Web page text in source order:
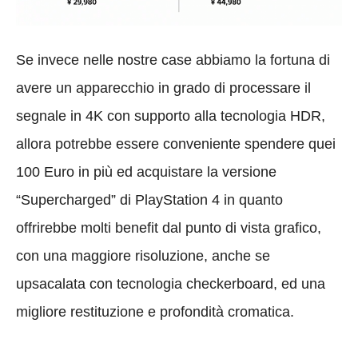
Se invece nelle nostre case abbiamo la fortuna di
avere un apparecchio in grado di processare il
segnale in 4K con supporto alla tecnologia HDR,
allora potrebbe essere conveniente spendere quei
100 Euro in più ed acquistare la versione
“Supercharged” di PlayStation 4 in quanto
offrirebbe molti benefit dal punto di vista grafico,
con una maggiore risoluzione, anche se
upsacalata con tecnologia checkerboard, ed una
migliore restituzione e profondità cromatica.